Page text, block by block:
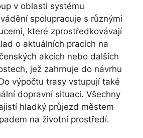
v oblasti systému
spolupracuje s různými
které zprostředkovávají
o aktuálních pracích na
akcích nebo dalších
jež zahrnuje do návrhu
výpočtu trasy vstupují také
dopravní situaci. Všechny
hladký průjezd městem
na životní prostředí.